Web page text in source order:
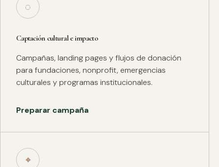
◌
Captación cultural e impacto
Campañas, landing pages y flujos de donación
para fundaciones, nonprofit, emergencias
culturales y programas institucionales.
Preparar campaña
⌖